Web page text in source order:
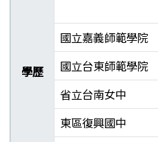
學歷
國立嘉義師範學院
國立台東師範學院
省立台南女中
東區復興國中